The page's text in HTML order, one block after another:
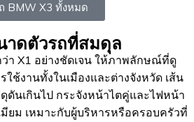
BMW X3 ทั้งหมด
าดตัวรถที่สมดุล
า X1 อย่างชัดเจน ให้ภาพลักษณ์ที่ดู
ช้งานทั้งในเมืองและต่างจังหวัด เส้น
ดันเกินไป กระจังหน้าไตคู่และไฟหน้า
มียม เหมาะกับผู้บริหารหรือครอบครัวที่